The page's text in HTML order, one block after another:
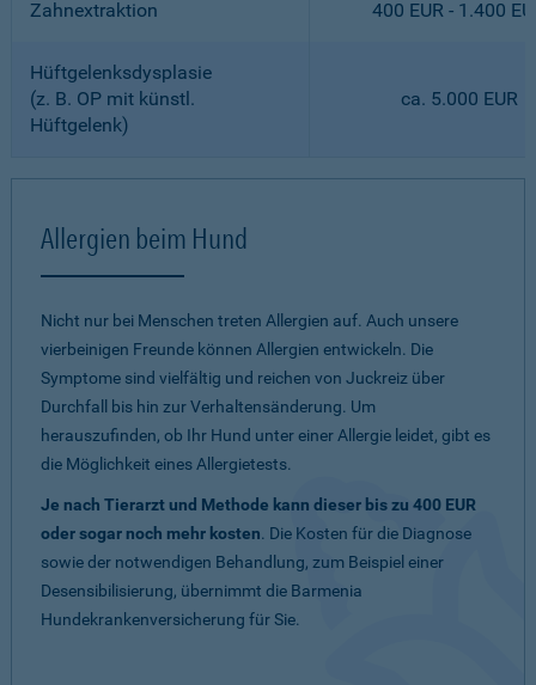
Zahnextraktion 400 EUR - 1.400
Hüftgelenksdysplasie
(z. B. OP mit künstl.
Hüftgelenk)
ca. 5.000 EUR
Allergien beim Hund
Nicht nur bei Menschen treten Allergien auf. Auch unsere
vierbeinigen Freunde können Allergien entwickeln. Die
Symptome sind vielfältig und reichen von Juckreiz über
Durchfall bis hin zur Verhaltensänderung. Um
herauszufinden, ob Ihr Hund unter einer Allergie leidet, gibt es
die Möglichkeit eines Allergietests.
Je nach Tierarzt und Methode kann dieser bis zu 400 EUR
oder sogar noch mehr kosten. Die Kosten für die Diagnose
sowie der notwendigen Behandlung, zum Beispiel einer
Desensibilisierung, übernimmt die Barmenia
Hundekrankenversicherung für Sie.